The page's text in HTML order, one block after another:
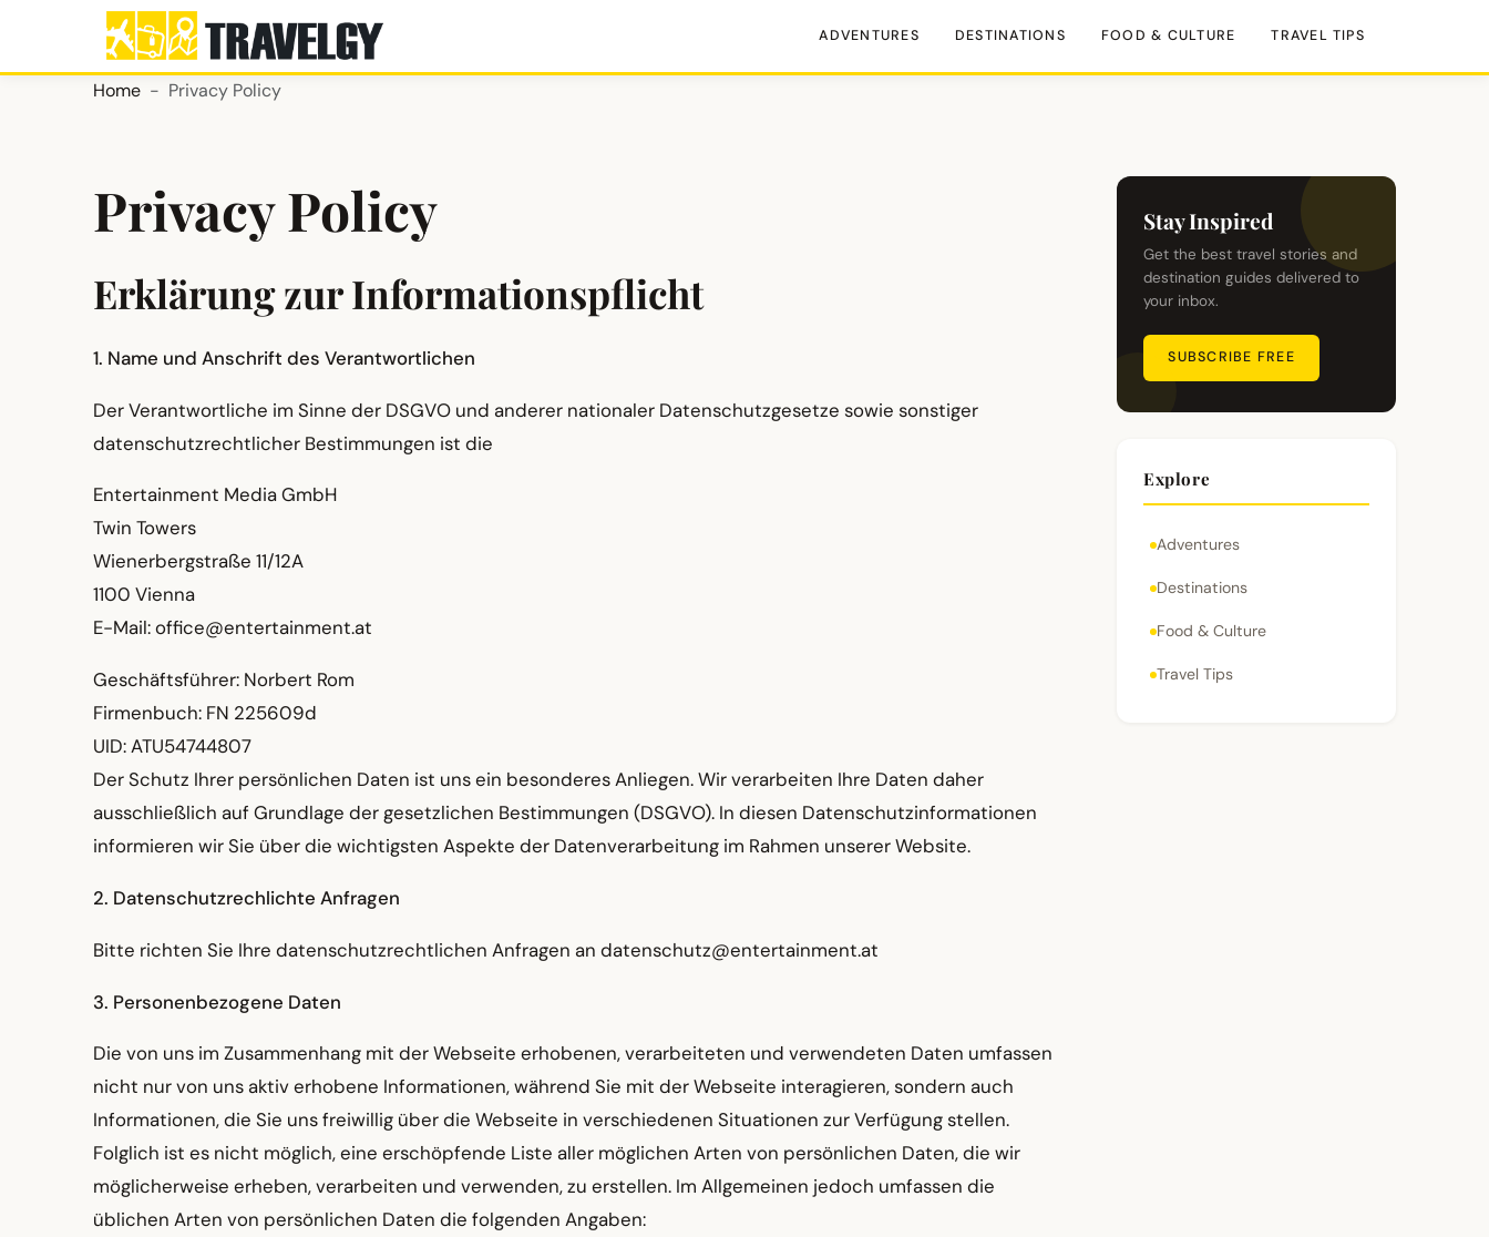
ADVENTURES DESTINATIONS FOOD & CULTURE TRAVEL TIPS
Home Privacy Policy
Privacy Policy
Erklärung zur Informationspflicht
1. Name und Anschrift des Verantwortlichen
Der Verantwortliche im Sinne der DSGVO und anderer nationaler Datenschutzgesetze sowie sonstiger
datenschutzrechtlicher Bestimmungen ist die
Entertainment Media GmbH
Twin Towers
Wienerbergstraße 11/12A
1100 Vienna
E-Mail: office@entertainment.at
Geschäftsführer: Norbert Rom
Firmenbuch: FN 225609d
UID: ATU54744807
Der Schutz Ihrer persönlichen Daten ist uns ein besonderes Anliegen. Wir verarbeiten Ihre Daten daher
ausschließlich auf Grundlage der gesetzlichen Bestimmungen (DSGVO). In diesen Datenschutzinformationen
informieren wir Sie über die wichtigsten Aspekte der Datenverarbeitung im Rahmen unserer Website.
2. Datenschutzrechlichte Anfragen
Bitte richten Sie Ihre datenschutzrechtlichen Anfragen an datenschutz@entertainment.at
3. Personenbezogene Daten
Die von uns im Zusammenhang mit der Webseite erhobenen, verarbeiteten und verwendeten Daten umfassen
nicht nur von uns aktiv erhobene Informationen, während Sie mit der Webseite interagieren, sondern auch
Informationen, die Sie uns freiwillig über die Webseite in verschiedenen Situationen zur Verfügung stellen.
Folglich ist es nicht möglich, eine erschöpfende Liste aller möglichen Arten von persönlichen Daten, die wir
möglicherweise erheben, verarbeiten und verwenden, zu erstellen. Im Allgemeinen jedoch umfassen die
üblichen Arten von persönlichen Daten die folgenden Angaben:
Stay Inspired
Get the best travel stories and
destination guides delivered to
your inbox.
SUBSCRIBE FREE
Explore
Adventures
Destinations
Food & Culture
Travel Tips